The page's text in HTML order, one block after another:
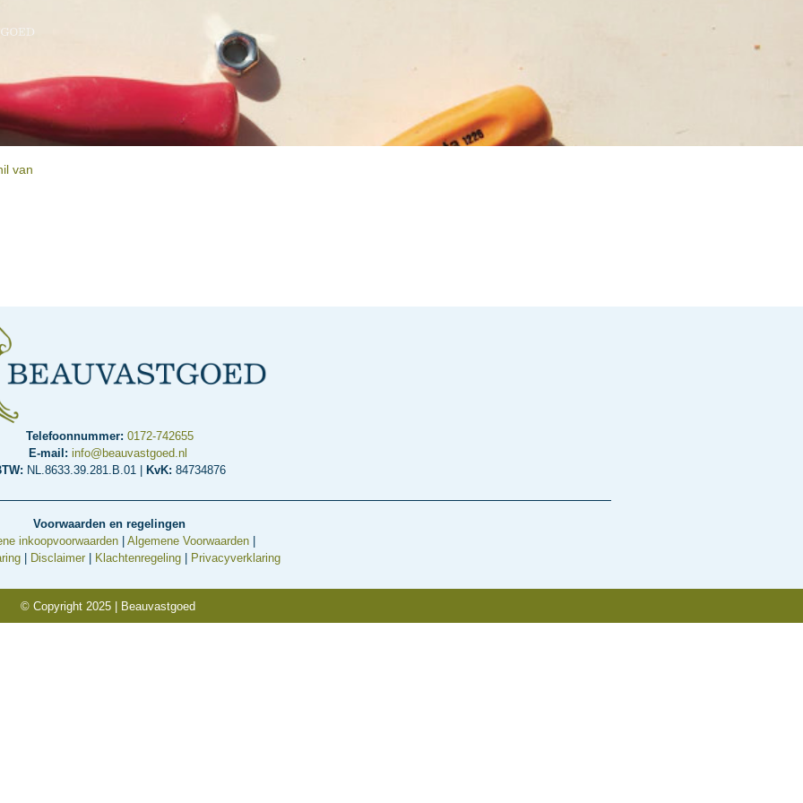
van
Telefoonnummer: 0172-742655
E-mail: info@beauvastgoed.nl
NL.8633.39.281.B.01 | KvK: 84734876
Voorwaarden en regelingen
inkoopvoorwaarden
Algemene Voorwaarden
Disclaimer Klachtenregeling Privacyverklaring
© Copyright 2025 | Beauvastgoed